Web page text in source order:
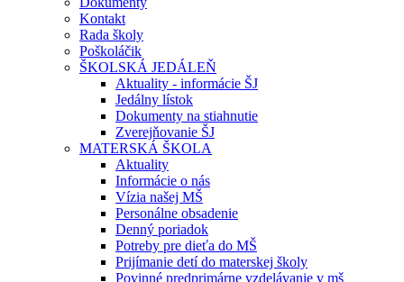
Kontakt
Rada školy
Poškoláčik
ŠKOLSKÁ JEDÁLEŇ
Aktuality - informácie ŠJ
Jedálny lístok
Dokumenty na stiahnutie
Zverejňovanie ŠJ
MATERSKÁ ŠKOLA
Aktuality
Informácie o nás
Vízia našej MŠ
Personálne obsadenie
Denný poriadok
Potreby pre dieťa do MŠ
Prijímanie detí do materskej školy
Povinné predprimárne vzdelávanie v mš